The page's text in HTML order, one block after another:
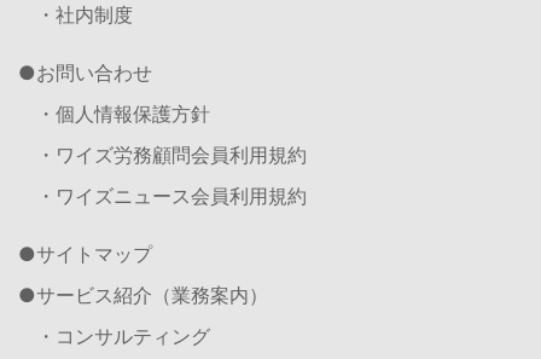
・社内制度
お問い合わせ
・個人情報保護方針
・ワイズ労務顧問会員利用規約
・ワイズニュース会員利用規約
サイトマップ
サービス紹介（業務案内）
・コンサルティング